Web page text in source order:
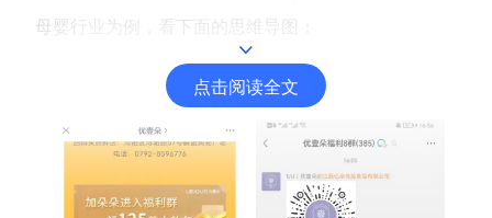
设计服务商
数据通服务
母婴行业为例，看下面的思维导图：
点击阅读全文